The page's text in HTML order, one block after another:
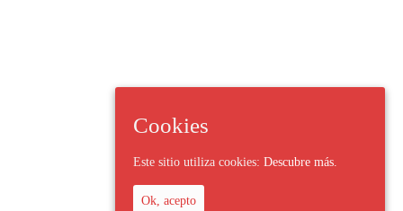
Cookies
Este sitio utiliza cookies: Descubre más.
Ok, acepto